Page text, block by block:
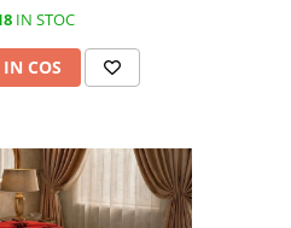
IN STOC
COS